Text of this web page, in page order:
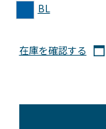
BL
在庫を確認する